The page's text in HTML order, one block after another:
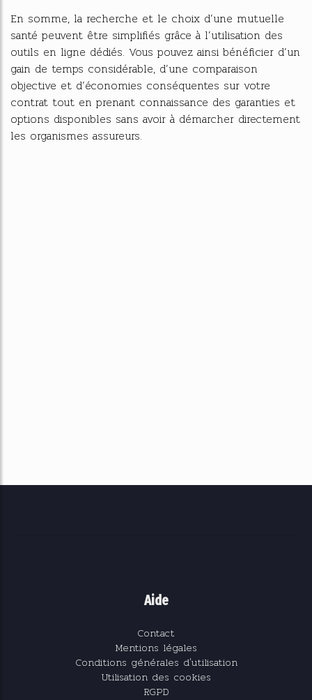
En somme, la recherche et le choix d’une mutuelle
santé peuvent être simplifiés grâce à l’utilisation des
outils en ligne dédiés. Vous pouvez ainsi bénéficier d’un
gain de temps considérable, d’une comparaison
objective et d’économies conséquentes sur votre
contrat tout en prenant connaissance des garanties et
options disponibles sans avoir à démarcher directement
les organismes assureurs.
Aide
Contact
Mentions légales
Conditions générales d'utilisation
Utilisation des cookies
RGPD